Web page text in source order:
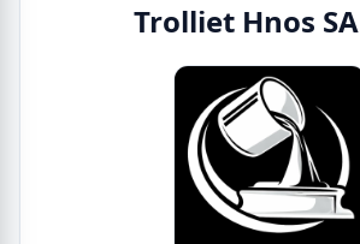
Trolliet Hnos SA